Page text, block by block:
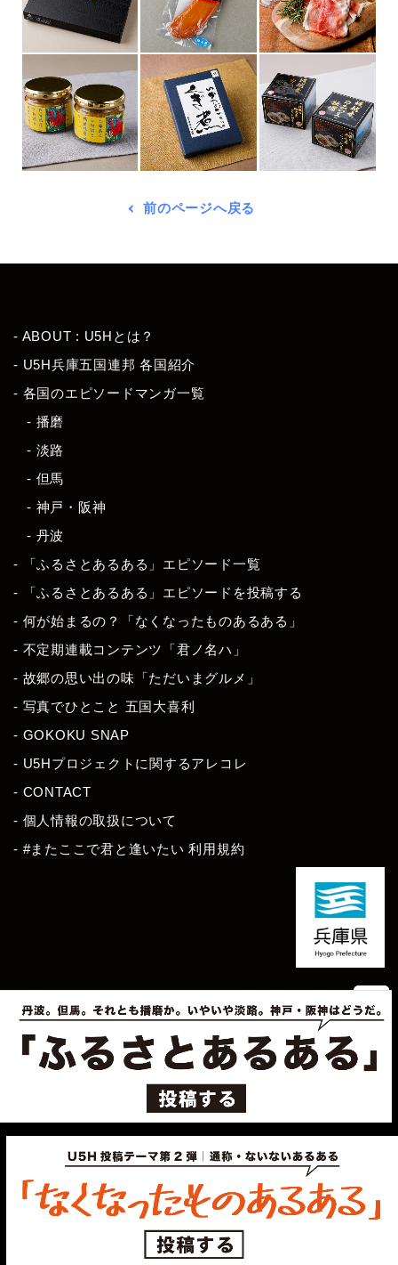
前のページへ戻る
- ABOUT : U5Hとは？
- U5H兵庫五国連邦 各国紹介
- 各国のエピソードマンガ一覧
- 播磨
- 淡路
- 但馬
- 神戸・阪神
- 丹波
- 「ふるさとあるある」エピソード一覧
- 「ふるさとあるある」エピソードを投稿する
- 何が始まるの？「なくなったものあるある」
- 不定期連載コンテンツ「君ノ名ハ」
- 故郷の思い出の味「ただいまグルメ」
- 写真でひとこと 五国大喜利
- GOKOKU SNAP
- U5Hプロジェクトに関するアレコレ
- CONTACT
- 個人情報の取扱について
- #またここで君と逢いたい 利用規約